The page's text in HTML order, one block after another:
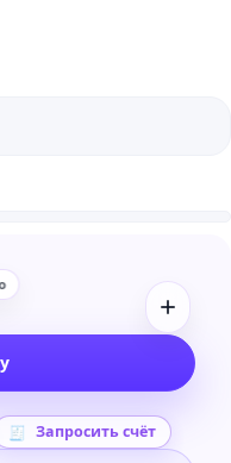
61 390 ₽.
Запросить счёт